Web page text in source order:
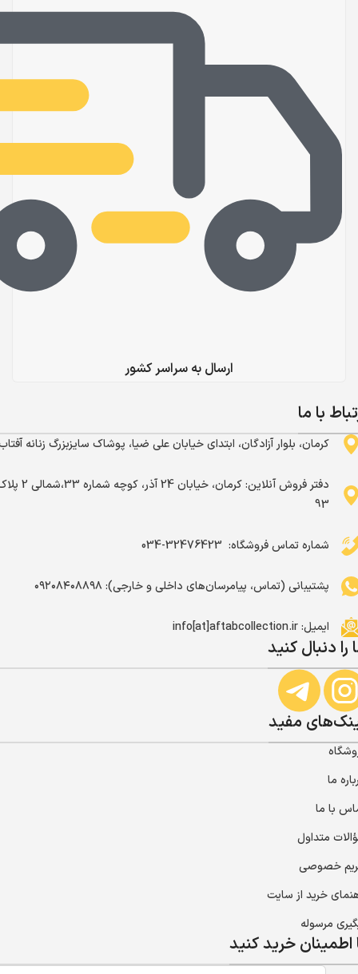
ارسال به سراسر کشور
با ما
کرمان، بلوار آزادگان، ابتدای خیابان علی ضیا، پوشاک سایزبزرگ زنانه
دفتر فروش آنلاین: کرمان، خیابان 24 آذر، کوچه
93
شماره تماس فروشگاه: ‌ 32476423-034
پشتیبانی (تماس، پیامرسان‌های داخلی و خارجی): ۰۹۲۰۸۴۰۸۸۹۸
ایمیل: info[at]aftabcollection.ir
را دنبال کنید
مفید
ما
با ما
متداول
خصوصی
خرید از سایت
مرسوله
اطمینان خرید کنید